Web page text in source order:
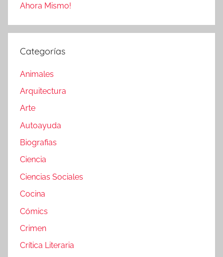
Ahora Mismo!
Categorías
Animales
Arquitectura
Arte
Autoayuda
Biografias
Ciencia
Ciencias Sociales
Cocina
Cómics
Crimen
Crítica Literaria